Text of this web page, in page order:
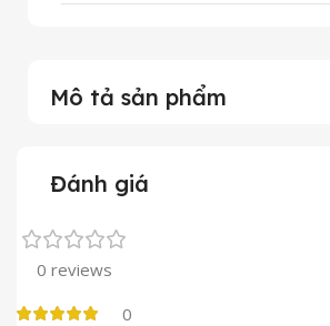
Mô tả sản phẩm
Đánh giá
0 reviews
0